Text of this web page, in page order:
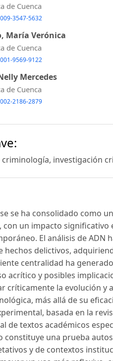
de Cuenca
3547-5632
María Verónica
de Cuenca
9569-9122
Mercedes
de Cuenca
2186-2879
investigación
se ha consolidado como
con un impacto significativo
El análisis de
hechos delictivos,
centralidad ha
acrítico y posibles
críticamente la evolución y
más allá de su
basada en la
de textos académicos
constituye una prueba
y de contextos